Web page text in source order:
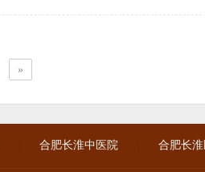
»
合肥长淮中医院 合肥长